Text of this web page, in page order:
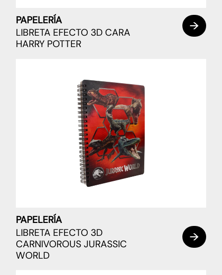
PAPELERÍA
LIBRETA EFECTO 3D CARA
HARRY POTTER
PAPELERÍA
LIBRETA EFECTO 3D
CARNIVOROUS JURASSIC
WORLD